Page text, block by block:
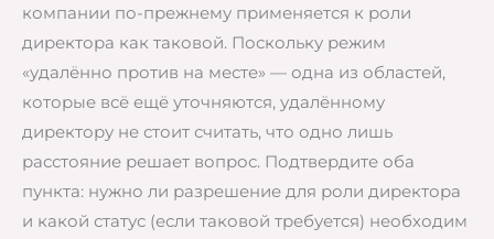
компании по-прежнему применяется к роли
директора как таковой. Поскольку режим
«удалённо против на месте» — одна из областей,
которые всё ещё уточняются, удалённому
директору не стоит считать, что одно лишь
расстояние решает вопрос. Подтвердите оба
пункта: нужно ли разрешение для роли директора
и какой статус (если таковой требуется) необходим